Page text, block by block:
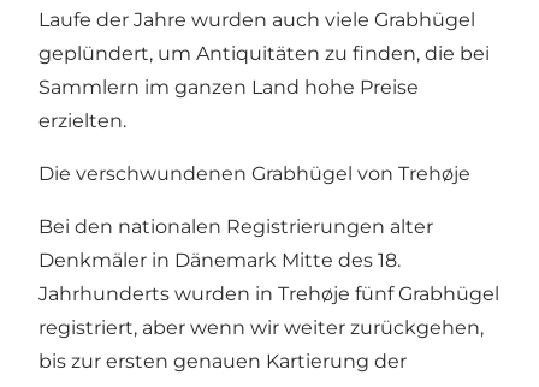
Laufe der Jahre wurden auch viele Grabhügel
geplündert, um Antiquitäten zu finden, die bei
Sammlern im ganzen Land hohe Preise
erzielten.
Die verschwundenen Grabhügel von Trehøje
Bei den nationalen Registrierungen alter
Denkmäler in Dänemark Mitte des 18.
Jahrhunderts wurden in Trehøje fünf Grabhügel
registriert, aber wenn wir weiter zurückgehen,
bis zur ersten genauen Kartierung der